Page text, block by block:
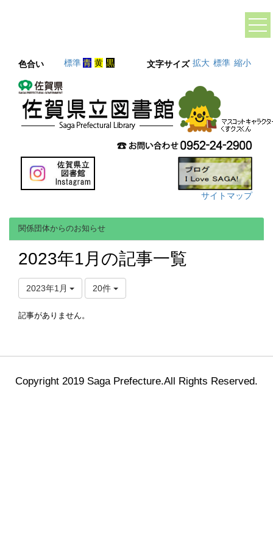
色合い 標準青 黄 黒 文字サイズ 拡大 標準 縮小
サイトマップ
関係団体からのお知らせ
2023年1月の記事一覧
2023年1月 20件
記事がありません。
Copyright 2019 Saga Prefecture.All Rights Reserved.